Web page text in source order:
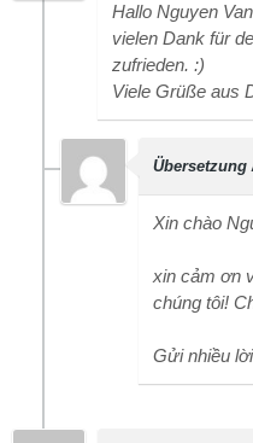
Hallo Nguyen
vielen Dank für
zufrieden. :)
Viele Grüße aus
Übersetzung
Xin chào
xin cảm ơn
chúng tôi!
Gửi nhiều